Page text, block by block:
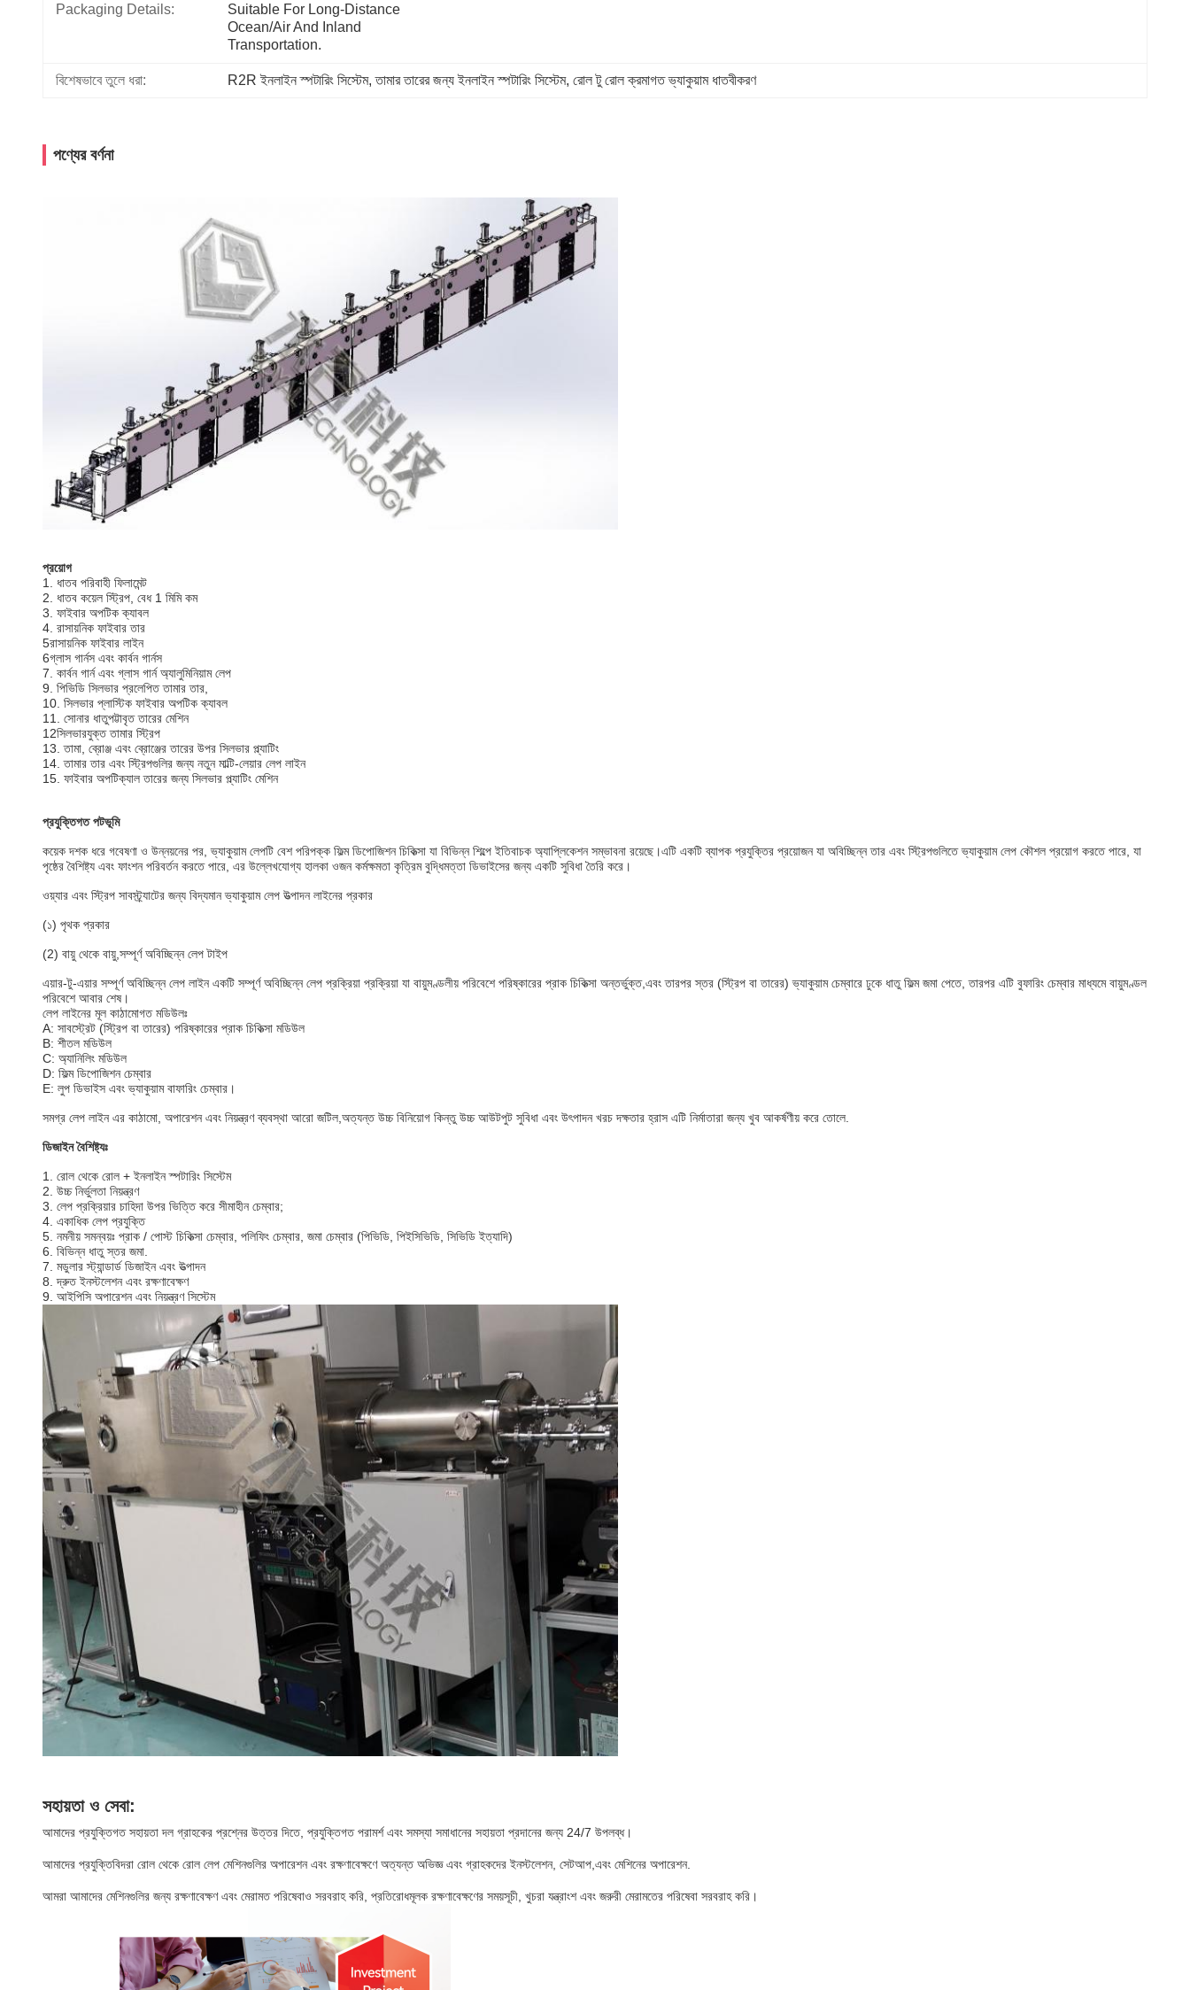
Packaging Details:
Suitable For Long-Distance
Ocean/air And Inland
Transportation.
বিশেষভাবে তুলে ধরা: R2R ইনলাইন স্পটারিং সিস্টেম, তামার তারের জন্য ইনলাইন স্পটারিং সিস্টেম, রোল টু রোল ক্রমাগত ভ্যাকুয়াম ধাতবীকরণ
পণ্যের বর্ণনা
প্রয়োগ
1. ধাতব পরিবাহী ফিলামেন্ট
2. ধাতব কয়েল স্ট্রিপ, বেধ 1 মিমি কম
3. ফাইবার অপটিক ক্যাবল
4. রাসায়নিক ফাইবার তার
5রাসায়নিক ফাইবার লাইন
6গ্লাস গার্নস এবং কার্বন গার্নস
7. কার্বন গার্ন এবং গ্লাস গার্ন অ্যালুমিনিয়াম লেপ
9. পিভিডি সিলভার প্রলেপিত তামার তার,
10. সিলভার প্লাস্টিক ফাইবার অপটিক ক্যাবল
11. সোনার ধাতুপট্টাবৃত তারের মেশিন
12সিলভারযুক্ত তামার স্ট্রিপ
13. তামা, ব্রোঞ্জ এবং ব্রোঞ্জের তারের উপর সিলভার প্ল্যাটিং
14. তামার তার এবং স্ট্রিপগুলির জন্য নতুন মাল্টি-লেয়ার লেপ লাইন
15. ফাইবার অপটিক্যাল তারের জন্য সিলভার প্ল্যাটিং মেশিন
প্রযুক্তিগত পটভূমি
কয়েক দশক ধরে গবেষণা ও উন্নয়নের পর, ভ্যাকুয়াম লেপটি বেশ পরিপক্ক ফিল্ম ডিপোজিশন চিকিত্সা যা বিভিন্ন শিল্পে ইতিবাচক অ্যাপ্লিকেশন সম্ভাবনা রয়েছে।এটি একটি ব্যাপক প্রযুক্তির প্রয়োজন যা অবিচ্ছিন্ন তার এবং স্ট্রিপগুলিতে ভ্যাকুয়াম লেপ কৌশল প্রয়োগ করতে পারে, যা
পৃষ্ঠের বৈশিষ্ট্য এবং ফাংশন পরিবর্তন করতে পারে, এর উল্লেখযোগ্য হালকা ওজন কর্মক্ষমতা কৃত্রিম বুদ্ধিমত্তা ডিভাইসের জন্য একটি সুবিধা তৈরি করে।
ওয়্যার এবং স্ট্রিপ সাবস্ট্র্যাটের জন্য বিদ্যমান ভ্যাকুয়াম লেপ উত্পাদন লাইনের প্রকার
(১) পৃথক প্রকার
(2) বায়ু থেকে বায়ু,সম্পূর্ণ অবিচ্ছিন্ন লেপ টাইপ
এয়ার-টু-এয়ার সম্পূর্ণ অবিচ্ছিন্ন লেপ লাইন একটি সম্পূর্ণ অবিচ্ছিন্ন লেপ প্রক্রিয়া প্রক্রিয়া যা বায়ুমণ্ডলীয় পরিবেশে পরিষ্কারের প্রাক চিকিত্সা অন্তর্ভুক্ত,এবং তারপর স্তর (স্ট্রিপ বা তারের) ভ্যাকুয়াম চেম্বারে ঢুকে ধাতু ফিল্ম জমা পেতে, তারপর এটি বুফারিং চেম্বার মাধ্যমে বায়ুমণ্ডল
পরিবেশে আবার শেষ।
লেপ লাইনের মূল কাঠামোগত মডিউলঃ
A: সাবস্ট্রেট (স্ট্রিপ বা তারের) পরিষ্কারের প্রাক চিকিত্সা মডিউল
B: শীতল মডিউল
C: অ্যানিলিং মডিউল
D: ফিল্ম ডিপোজিশন চেম্বার
E: লুপ ডিভাইস এবং ভ্যাকুয়াম বাফারিং চেম্বার।
সমগ্র লেপ লাইন এর কাঠামো, অপারেশন এবং নিয়ন্ত্রণ ব্যবস্থা আরো জটিল,অত্যন্ত উচ্চ বিনিয়োগ কিন্তু উচ্চ আউটপুট সুবিধা এবং উৎপাদন খরচ দক্ষতার হ্রাস এটি নির্মাতারা জন্য খুব আকর্ষণীয় করে তোলে.
ডিজাইন বৈশিষ্ট্যঃ
1. রোল থেকে রোল + ইনলাইন স্পটারিং সিস্টেম
2. উচ্চ নির্ভুলতা নিয়ন্ত্রণ
3. লেপ প্রক্রিয়ার চাহিদা উপর ভিত্তি করে সীমাহীন চেম্বার;
4. একাধিক লেপ প্রযুক্তি
5. নমনীয় সমন্বয়ঃ প্রাক / পোস্ট চিকিত্সা চেম্বার, পলিফিং চেম্বার, জমা চেম্বার (পিভিডি, পিইসিভিডি, সিভিডি ইত্যাদি)
6. বিভিন্ন ধাতু স্তর জমা.
7. মডুলার স্ট্যান্ডার্ড ডিজাইন এবং উত্পাদন
8. দ্রুত ইনস্টলেশন এবং রক্ষণাবেক্ষণ
9. আইপিসি অপারেশন এবং নিয়ন্ত্রণ সিস্টেম
সহায়তা ও সেবা:
আমাদের প্রযুক্তিগত সহায়তা দল গ্রাহকের প্রশ্নের উত্তর দিতে, প্রযুক্তিগত পরামর্শ এবং সমস্যা সমাধানের সহায়তা প্রদানের জন্য 24/7 উপলব্ধ।
আমাদের প্রযুক্তিবিদরা রোল থেকে রোল লেপ মেশিনগুলির অপারেশন এবং রক্ষণাবেক্ষণে অত্যন্ত অভিজ্ঞ এবং গ্রাহকদের ইনস্টলেশন, সেটআপ,এবং মেশিনের অপারেশন.
আমরা আমাদের মেশিনগুলির জন্য রক্ষণাবেক্ষণ এবং মেরামত পরিষেবাও সরবরাহ করি, প্রতিরোধমূলক রক্ষণাবেক্ষণের সময়সূচী, খুচরা যন্ত্রাংশ এবং জরুরী মেরামতের পরিষেবা সরবরাহ করি।